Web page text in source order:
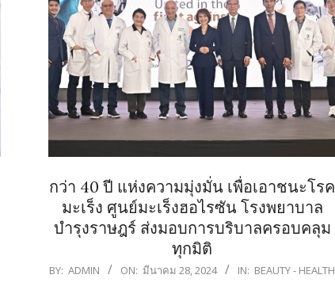
กว่า 40 ปี แห่งความมุ่งมั่น เพื่อเอาชนะโรค
มะเร็ง ศูนย์มะเร็งฮอไรซัน โรงพยาบาล
บำรุงราษฎร์ ส่งมอบการบริบาลครอบคลุม
ทุกมิติ
2024-
BY: ADMIN ON: มีนาคม 28, 2024 IN: BEAUTY - HEALTH